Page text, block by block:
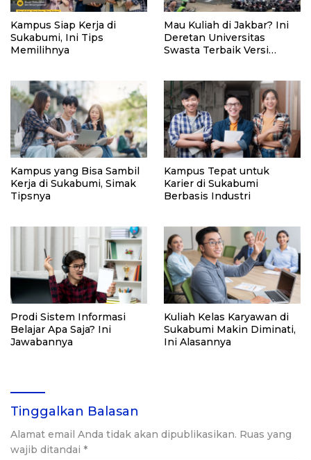
Kampus Siap Kerja di
Sukabumi, Ini Tips
Memilihnya
Mau Kuliah di Jakbar? Ini
Deretan Universitas
Swasta Terbaik Versi
Kampus yang Bisa Sambil
Kerja di Sukabumi, Simak
Tipsnya
Kampus Tepat untuk
Karier di Sukabumi
Berbasis Industri
Prodi Sistem Informasi
Belajar Apa Saja? Ini
Jawabannya
Kuliah Kelas Karyawan di
Sukabumi Makin Diminati,
Ini Alasannya
Tinggalkan Balasan
Alamat email Anda tidak akan dipublikasikan. Ruas yang
wajib ditandai *